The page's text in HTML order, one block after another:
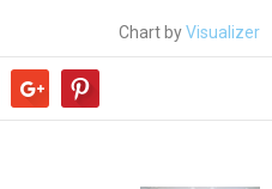
Chart byVisualizer